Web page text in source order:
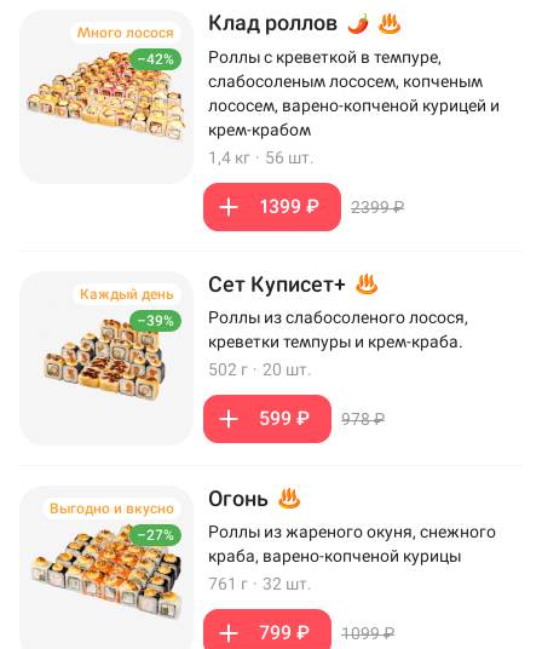
–42%
Много лосося Клад роллов
Роллы с креветкой в темпуре,
слабосоленым лососем, копченым
лососем, варено-копченой курицей и
крем-крабом
1,4 кг · 56 шт.
1399 ₽ 2399 ₽
–39%
Каждый день Сет Куписет+
Роллы из слабосоленого лосося,
креветки темпуры и крем-краба.
502 г · 20 шт.
599 ₽ 978 ₽
–27%
Выгодно и вкусно Огонь
Роллы из жареного окуня, снежного
краба, варено-копченой курицы
761 г · 32 шт.
799 ₽ 1099 ₽